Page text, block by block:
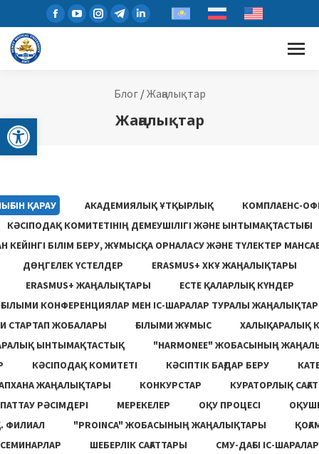
Open toolbar
Блог/Жаңалықтар
Жаңалықтар
ҚАРАУ АКАДЕМИЯЛЫҚ ҰТҚЫРЛЫҚ
КОМПЛАЕНС-
КӘСІПОДАҚ КОМИТЕТІНІҢ ДЕМЕУШІЛІГІ ЖӘНЕ ЫНТЫМАҚТАСТЫҒЫ
КЕЙІНГІ БІЛІМ БЕРУ, ЖҰМЫСҚА ОРНАЛАСУ ЖƏНЕ ТҮЛЕКТЕР
ДӨҢГЕЛЕК ҮСТЕЛДЕР
ERASMUS+ ХКҰ ЖАҢАЛЫҚТАРЫ
ERASMUS+ ЖАҢАЛЫҚТАРЫ
ЕСТЕ ҚАЛАРЛЫҚ КҮНДЕР
ҒЫЛЫМИ КОНФЕРЕНЦИЯЛАР МЕН ІС-ШАРАЛАР ТУРАЛЫ ЖАҢАЛЫҚТАР
СТАРТАП ЖОБАЛАРЫ
ҒЫЛЫМИ ЖҰМЫС
ХАЛЫҚАРАЛЫҚ
ЫНТЫМАҚТАСТЫҚ
"HARMONEE" ЖОБАСЫНЫҢ
КӘСІПОДАҚ КОМИТЕТІ КӘСІПТІК БАҒДАР БЕРУ
ЖАҢАЛЫҚТАРЫ
КОНКУРСТАР
КУРАТОРЛЫҚ
РӘСІМДЕРІ
МЕРЕКЕЛЕР ОҚУ ПРОЦЕСІ
ФИЛИАЛ
"PROINCA" ЖОБАСЫНЫҢ ЖАҢАЛЫҚТАРЫ
СЕМИНАРЛАР
ШЕБЕРЛІК САҒАТТАРЫ
СМУ-ДАҒЫ ІС-ШАРАЛАР